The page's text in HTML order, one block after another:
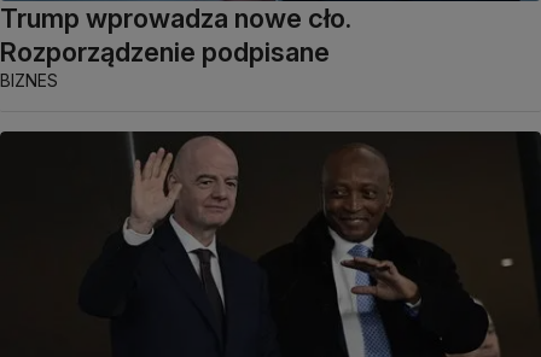
Trump wprowadza nowe cło.
Rozporządzenie podpisane
BIZNES